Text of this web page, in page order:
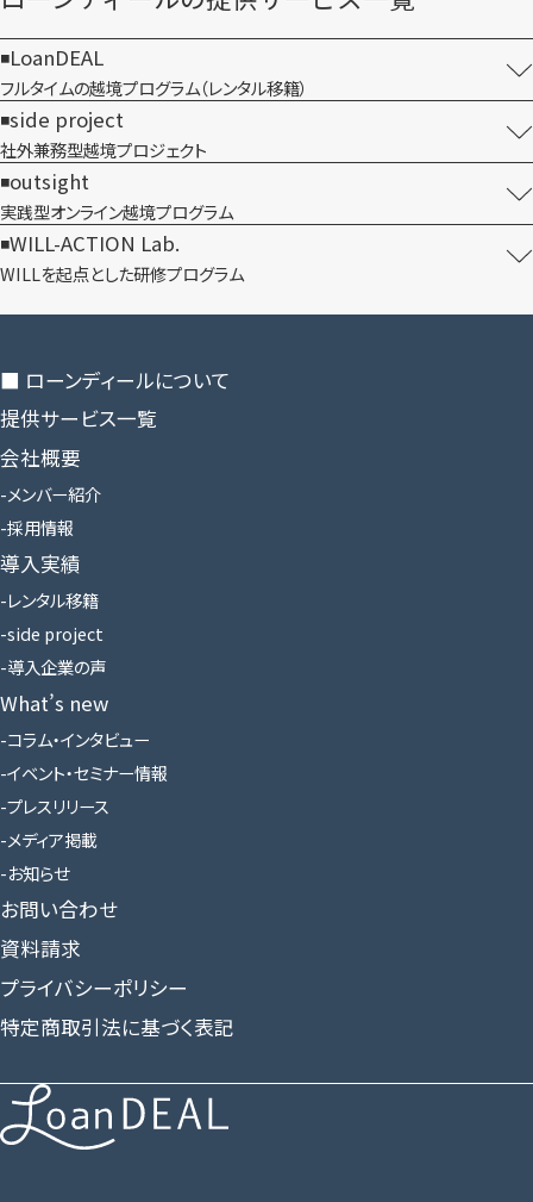
LoanDEAL
フルタイムの越境プログラム​（レンタル移籍）
side project
社外兼務型​越境プロジェクト
outsight
実践型オンライン​越境プログラム
WILL-ACTION Lab.
WILLを​起点とした​研修プログラム
■ ローンディールに​ついて
提供サービス一覧
会社概要
メンバー紹介
採用情報
導入実績
レンタル移籍
side project
導入企業の声
What’s new
コラム・インタビュー
イベント・セミナー情報
プレスリリース
メディア掲載
お知らせ
お問い合わせ
資料請求
プライバシーポリシー
特定商取引法に基づく表記